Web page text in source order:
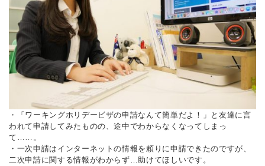
・「ワーキングホリデービザの申請なんて簡単だよ！」と友達に言
われて申請してみたものの、途中でわからなくなってしまっ
て……。
・一次申請はインターネットの情報を頼りに申請できたのですが、
二次申請に関する情報がわからず…助けてほしいです。